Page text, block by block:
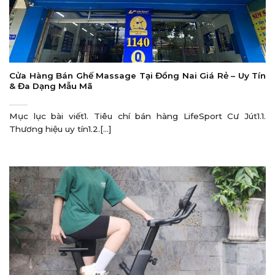
Cửa Hàng Bán Ghế Massage Tại Đồng Nai Giá Rẻ – Uy Tín
& Đa Dạng Mẫu Mã
Mục lục bài viết1. Tiêu chí bán hàng LifeSport Cư Jút1.1.
Thương hiệu uy tín1.2.[...]